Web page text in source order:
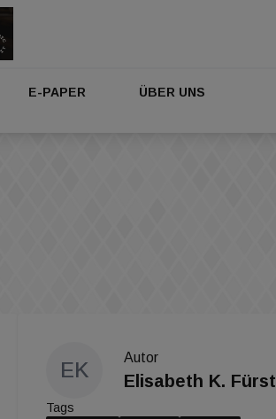
E-PAPER ÜBER UNS
EK
Autor
Elisabeth K. Fürst
Tags